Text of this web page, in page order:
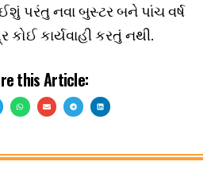
પરંતુ નવા બુસ્ટર બને પાંચ વર્ષ
કાર્યવાહી કરતું નથી.
this Article: